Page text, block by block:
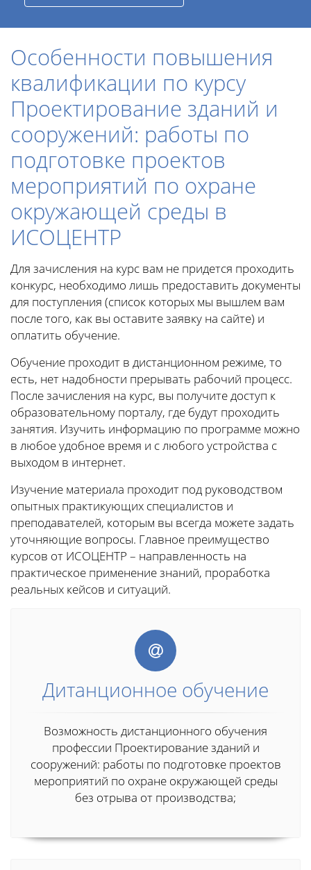
Особенности повышения
квалификации по курсу
Проектирование зданий и
сооружений: работы по
подготовке проектов
мероприятий по охране
окружающей среды в
ИСОЦЕНТР
Для зачисления на курс вам не придется проходить
конкурс, необходимо лишь предоставить документы
для поступления (список которых мы вышлем вам
после того, как вы оставите заявку на сайте) и
оплатить обучение.
Обучение проходит в дистанционном режиме, то
есть, нет надобности прерывать рабочий процесс.
После зачисления на курс, вы получите доступ к
образовательному порталу, где будут проходить
занятия. Изучить информацию по программе можно
в любое удобное время и с любого устройства с
выходом в интернет.
Изучение материала проходит под руководством
опытных практикующих специалистов и
преподавателей, которым вы всегда можете задать
уточняющие вопросы. Главное преимущество
курсов от ИСОЦЕНТР – направленность на
практическое применение знаний, проработка
реальных кейсов и ситуаций.
Дитанционное обучение
Возможность дистанционного обучения
профессии Проектирование зданий и
сооружений: работы по подготовке проектов
мероприятий по охране окружающей среды
без отрыва от производства;